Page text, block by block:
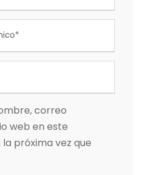
correo
web en este
próxima vez que